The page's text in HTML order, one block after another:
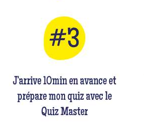
J'arrive 10min en avance et
prépare mon quiz avec le
Quiz Master